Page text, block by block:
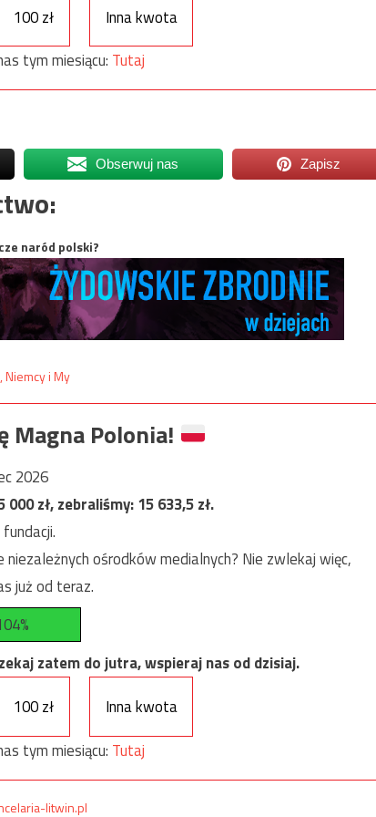
100 zł
Inna kwota
tym miesiącu: Tutaj
Obserwuj nas Zapisz
naród polski?
Magna Polonia!
2026
000zł, zebraliśmy:15 633,5zł.
ośrodków medialnych? Nie zwlekaj więc,
już od teraz.
zatem do jutra, wspieraj nas od dzisiaj.
100 zł
Inna kwota
tym miesiącu: Tutaj
litwin.pl